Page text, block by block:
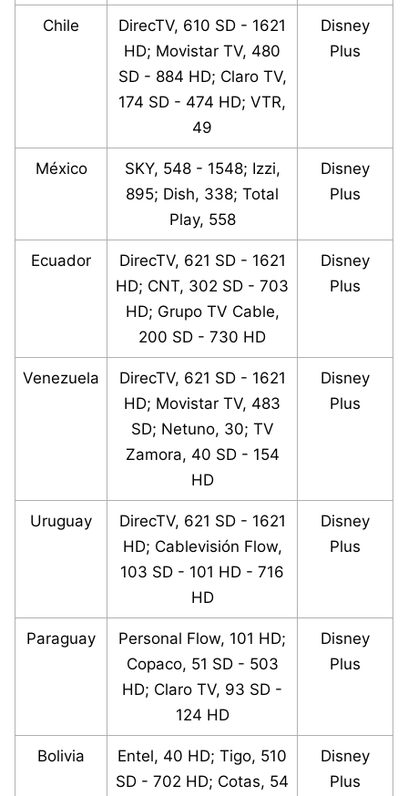
Chile
DirecTV, 610 SD - 1621
HD; Movistar TV, 480
SD - 884 HD; Claro TV,
174 SD - 474 HD; VTR,
49
Disney
Plus
México
SKY, 548 - 1548; Izzi,
895; Dish, 338; Total
Play, 558
Disney
Plus
Ecuador
DirecTV, 621 SD - 1621
HD; CNT, 302 SD - 703
HD; Grupo TV Cable,
200 SD - 730 HD
Disney
Plus
Venezuela
DirecTV, 621 SD - 1621
HD; Movistar TV, 483
SD; Netuno, 30; TV
Zamora, 40 SD - 154
HD
Disney
Plus
Uruguay
DirecTV, 621 SD - 1621
HD; Cablevisión Flow,
103 SD - 101 HD - 716
HD
Disney
Plus
Paraguay
Personal Flow, 101 HD;
Copaco, 51 SD - 503
HD; Claro TV, 93 SD -
124 HD
Disney
Plus
Bolivia
Entel, 40 HD; Tigo, 510
SD - 702 HD; Cotas, 54
Disney
Plus